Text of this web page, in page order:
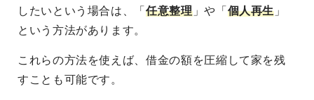
したいという場合は、「任意整理」や「 個人再生 」
という方法があります。
これらの方法を使えば、借金の額を圧縮して家を残
すことも可能です。